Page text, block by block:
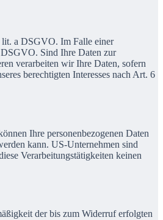
lit. a DSGVO. Im Falle einer
Sind Ihre Daten zur
verarbeiten wir Ihre Daten, sofern
berechtigten Interesses nach Art. 6
Ihre personenbezogenen Daten
kann. US-Unternehmen sind
Verarbeitungstätigkeiten keinen
der bis zum Widerruf erfolgten